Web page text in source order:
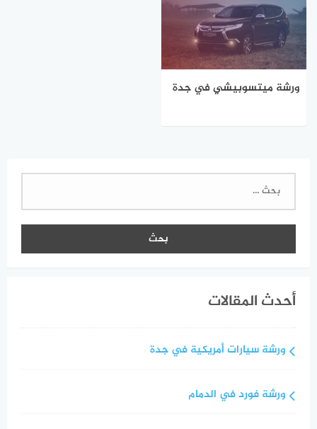
ورشة ميتسوبيشي في جدة
البحث
أحدث المقالات
ورشة سيارات أمريكية في جدة
ورشة فورد في الدمام